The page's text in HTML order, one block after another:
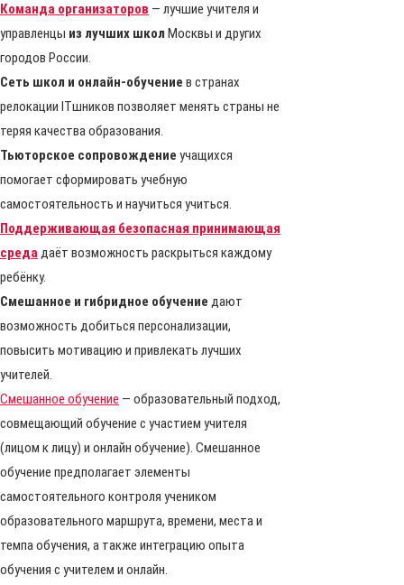
Команда организаторов — лучшие учителя и
управленцы из лучших школ Москвы и других
городов России.
Сеть школ и онлайн-обучение в странах
релокации ITшников позволяет менять страны не
теряя качества образования.
Тьюторское сопровождение учащихся
помогает сформировать учебную
самостоятельность и научиться учиться.
Поддерживающая безопасная принимающая
средадаёт возможность раскрыться каждому
ребёнку.
Смешанное и гибридное обучение дают
возможность добиться персонализации,
повысить мотивацию и привлекать лучших
учителей.
Смешанное обучение — образовательный подход,
совмещающий обучение с участием учителя
(лицом к лицу) и онлайн обучение). Смешанное
обучение предполагает элементы
самостоятельного контроля учеником
образовательного маршрута, времени, места и
темпа обучения, а также интеграцию опыта
обучения с учителем и онлайн.